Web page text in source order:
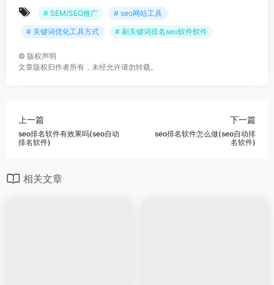
# SEM/SEO推广
# seo网站工具
# 关键词优化工具方式
# 刷关键词排名seo软件软件
© 版权声明
文章版权归作者所有，未经允许请勿转载。
上一篇
seo排名软件有效果吗(seo自动
排名软件)
下一篇
seo排名软件怎么做(seo自动排
名软件)
相关文章